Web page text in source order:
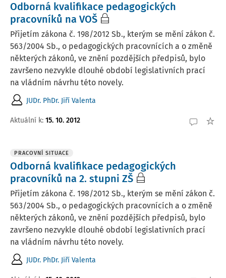
Odborná kvalifikace pedagogických
pracovníků na VOŠ
Přijetím zákona č. 198/2012 Sb., kterým se mění zákon č.
563/2004 Sb., o pedagogických pracovnících a o změně
některých zákonů, ve znění pozdějších předpisů, bylo
završeno nezvykle dlouhé období legislativních prací
na vládním návrhu této novely.
JUDr. PhDr. Jiří Valenta
Aktuální k: 15. 10. 2012
PRACOVNÍ SITUACE
Odborná kvalifikace pedagogických
pracovníků na 2. stupni ZŠ
Přijetím zákona č. 198/2012 Sb., kterým se mění zákon č.
563/2004 Sb., o pedagogických pracovnících a o změně
některých zákonů, ve znění pozdějších předpisů, bylo
završeno nezvykle dlouhé období legislativních prací
na vládním návrhu této novely.
JUDr. PhDr. Jiří Valenta